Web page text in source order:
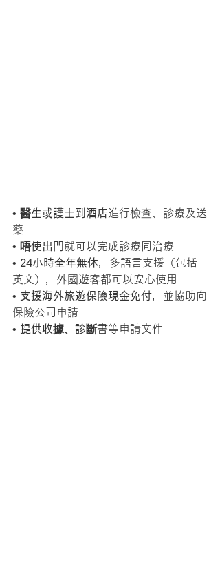
• 醫生或護士到酒店進行檢查、診療及送
藥
• 唔使出門就可以完成診療同治療
• 24小時全年無休 ，多語言支援（包括
英文），外國遊客都可以安心使用
• 支援海外旅遊保險現金免付 ，並協助向
保險公司申請
• 提供收據、診斷書等申請文件